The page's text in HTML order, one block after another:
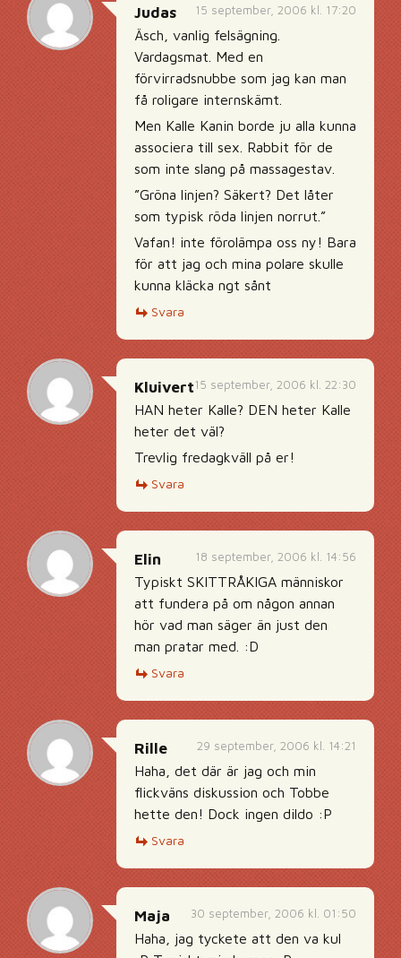
15 september, 2006 kl. 17:20
Judas
Äsch, vanlig felsägning.
Vardagsmat. Med en
förvirradsnubbe som jag kan man
få roligare internskämt.
Men Kalle Kanin borde ju alla kunna
associera till sex. Rabbit för de
som inte slang på massagestav.
”Gröna linjen? Säkert? Det låter
som typisk röda linjen norrut.”
Vafan! inte förolämpa oss ny! Bara
för att jag och mina polare skulle
kunna kläcka ngt sånt
Svara
15 september, 2006 kl. 22:30
Kluivert
HAN heter Kalle? DEN heter Kalle
heter det väl?
Trevlig fredagkväll på er!
Svara
18 september, 2006 kl. 14:56
Elin
Typiskt SKITTRÅKIGA människor
att fundera på om någon annan
hör vad man säger än just den
man pratar med. :D
Svara
29 september, 2006 kl. 14:21
Rille
Haha, det där är jag och min
flickväns diskussion och Tobbe
hette den! Dock ingen dildo :P
Svara
30 september, 2006 kl. 01:50
Maja
Haha, jag tyckete att den va kul